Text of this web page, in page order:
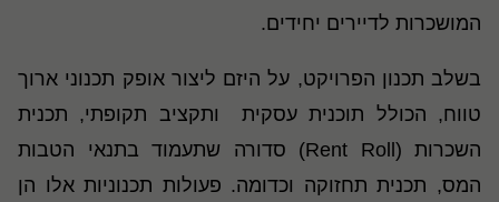
המושכרות לדיירים יחידים.
בשלב תכנון הפרויקט, על היזם ליצור אופק תכנוני ארוך
טווח, הכולל תוכנית עסקית ותקציב תקופתי, תכנית
השכרות (Rent Roll) סדורה שתעמוד בתנאי הטבות
המס, תכנית תחזוקה וכדומה. פעולות תכנוניות אלו הן